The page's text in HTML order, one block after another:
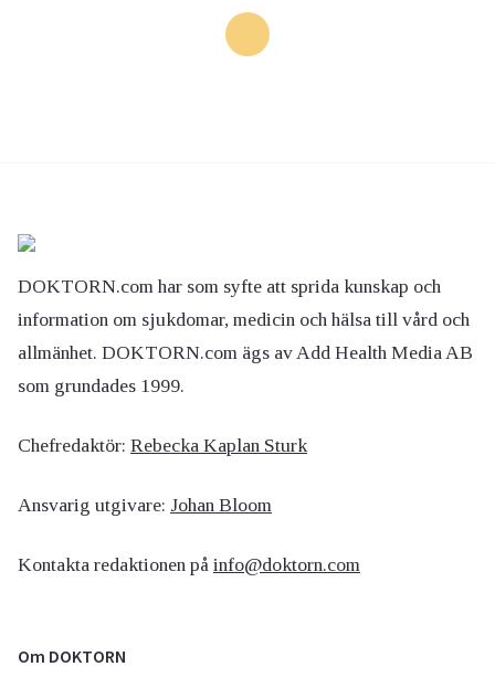
DOKTORN.com har som syfte att sprida kunskap och
information om sjukdomar, medicin och hälsa till vård och
allmänhet. DOKTORN.com ägs av Add Health Media AB
som grundades 1999.
Chefredaktör: Rebecka Kaplan Sturk
Ansvarig utgivare: Johan Bloom
Kontakta redaktionen på info@doktorn.com
Om DOKTORN